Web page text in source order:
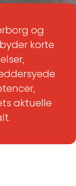
og
korte
aktuelle